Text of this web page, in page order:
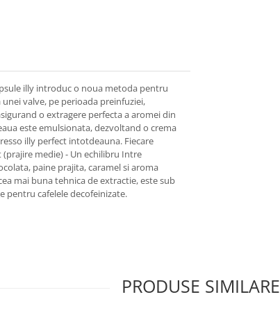
illy introduc o noua metoda pentru
valve, pe perioada preinfuziei,
o extragere perfecta a aromei din
este emulsionata, dezvoltand o crema
illy perfect intotdeauna. Fiecare
medie) - Un echilibru Intre
paine prajita, caramel si aroma
mai buna tehnica de extractie, este sub
pentru cafelele decofeinizate.
PRODUSE SIMILARE